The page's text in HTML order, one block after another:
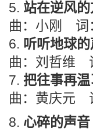
站在逆风的
曲：小刚 词
听听地球
曲：刘哲维
把往事再
曲：黄庆元
心碎的声音